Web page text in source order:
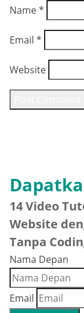
Name*
Email *
Website
14 Video
Website
Tanpa
Nama Depan
Email